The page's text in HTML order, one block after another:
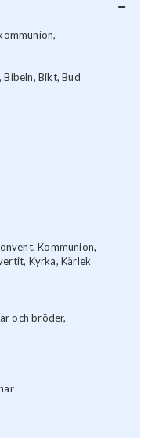
Bibeln, Bikt, Bud
Kommunion,
Kyrka, Kärlek
och bröder,